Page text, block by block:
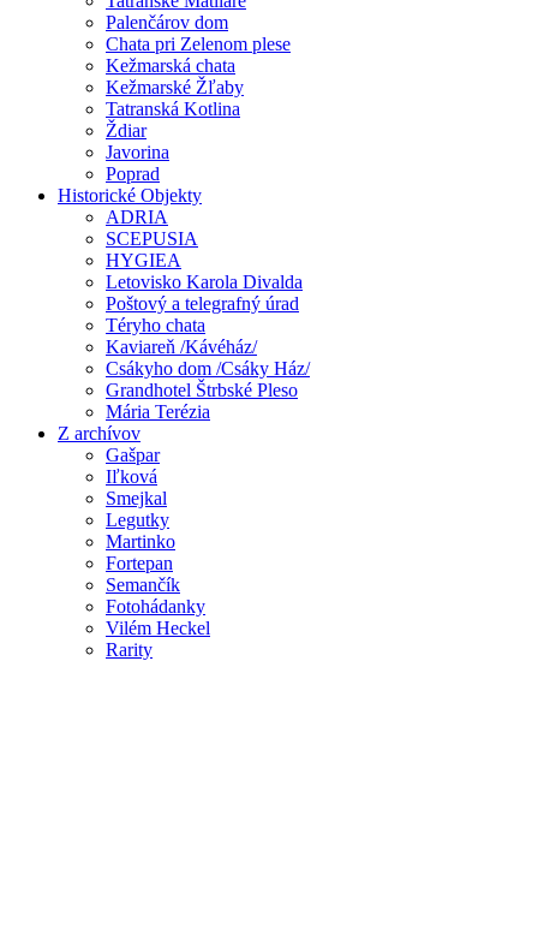
Palenčárov dom
Chata pri Zelenom plese
Kežmarská chata
Kežmarské Žľaby
Tatranská Kotlina
Ždiar
Javorina
Poprad
Historické Objekty
ADRIA
SCEPUSIA
HYGIEA
Letovisko Karola Divalda
Poštový a telegrafný úrad
Téryho chata
Kaviareň /Kávéház/
Csákyho dom /Csáky Ház/
Grandhotel Štrbské Pleso
Mária Terézia
Z archívov
Gašpar
Iľková
Smejkal
Legutky
Martinko
Fortepan
Semančík
Fotohádanky
Vilém Heckel
Rarity